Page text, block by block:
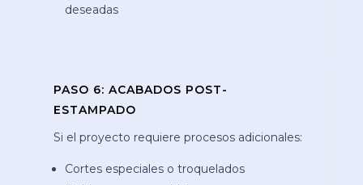
deseadas
PASO 6: ACABADOS POST-
ESTAMPADO
Si el proyecto requiere procesos adicionales:
Cortes especiales o troquelados